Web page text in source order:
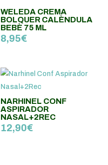
WELEDA CREMA
BOLQUER CALÈNDULA
BEBÈ 75 ML
8,95€
NARHINEL CONF
ASPIRADOR
NASAL+2REC
12,90€